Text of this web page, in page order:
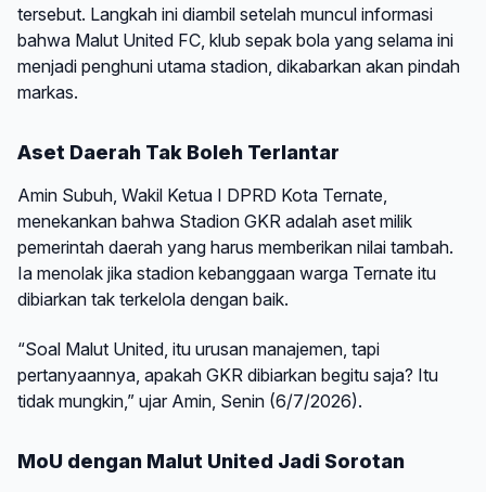
tersebut. Langkah ini diambil setelah muncul informasi
bahwa Malut United FC, klub sepak bola yang selama ini
menjadi penghuni utama stadion, dikabarkan akan pindah
markas.
Aset Daerah Tak Boleh Terlantar
Amin Subuh, Wakil Ketua I DPRD Kota Ternate,
menekankan bahwa Stadion GKR adalah aset milik
pemerintah daerah yang harus memberikan nilai tambah.
Ia menolak jika stadion kebanggaan warga Ternate itu
dibiarkan tak terkelola dengan baik.
“Soal Malut United, itu urusan manajemen, tapi
pertanyaannya, apakah GKR dibiarkan begitu saja? Itu
tidak mungkin,” ujar Amin, Senin (6/7/2026).
MoU dengan Malut United Jadi Sorotan